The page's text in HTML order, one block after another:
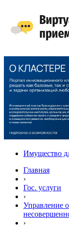
Имущество
Главная
›
Гос. услуги
›
Управление
›